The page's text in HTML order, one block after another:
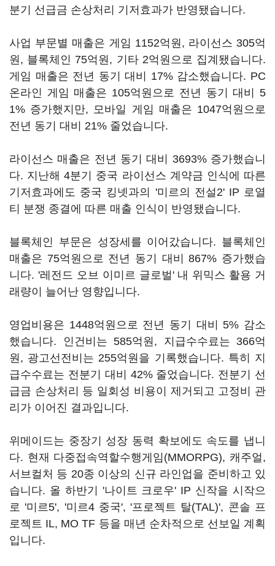
분기 선급금 손상처리 기저효과가 반영됐습니다.
사업 부문별 매출은 게임 1152억원, 라이선스 305억
원, 블록체인 75억원, 기타 2억원으로 집계됐습니다.
게임 매출은 전년 동기 대비 17% 감소했습니다. PC
온라인 게임 매출은 105억원으로 전년 동기 대비 5
1% 증가했지만, 모바일 게임 매출은 1047억원으로
전년 동기 대비 21% 줄었습니다.
라이선스 매출은 전년 동기 대비 3693% 증가했습니
다. 지난해 4분기 중국 라이선스 계약금 인식에 따른
기저효과에도 중국 킹넷과의 '미르의 전설2' IP 로열
티 분쟁 종결에 따른 매출 인식이 반영됐습니다.
블록체인 부문은 성장세를 이어갔습니다. 블록체인
매출은 75억원으로 전년 동기 대비 867% 증가했습
니다. '레전드 오브 이미르 글로벌' 내 위믹스 활용 거
래량이 늘어난 영향입니다.
영업비용은 1448억원으로 전년 동기 대비 5% 감소
했습니다. 인건비는 585억원, 지급수수료는 366억
원, 광고선전비는 255억원을 기록했습니다. 특히 지
급수수료는 전분기 대비 42% 줄었습니다. 전분기 선
급금 손상처리 등 일회성 비용이 제거되고 고정비 관
리가 이어진 결과입니다.
위메이드는 중장기 성장 동력 확보에도 속도를 냅니
다. 현재 다중접속역할수행게임(MMORPG), 캐주얼,
서브컬처 등 20종 이상의 신규 라인업을 준비하고 있
습니다. 올 하반기 '나이트 크로우' IP 신작을 시작으
로 '미르5', '미르4 중국', '프로젝트 탈(TAL)', 콘솔 프
로젝트 IL, MO TF 등을 매년 순차적으로 선보일 계획
입니다.